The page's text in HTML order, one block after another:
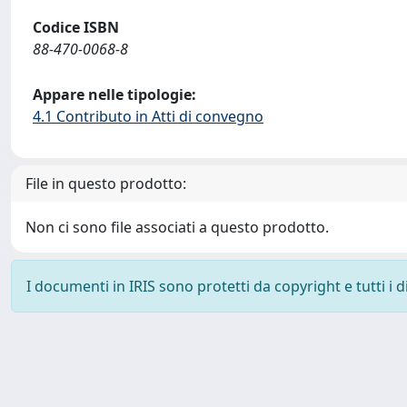
Codice ISBN
88-470-0068-8
Appare nelle tipologie:
4.1 Contributo in Atti di convegno
File in questo prodotto:
Non ci sono file associati a questo prodotto.
I documenti in IRIS sono protetti da copyright e tutti i